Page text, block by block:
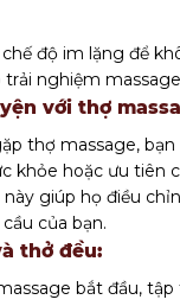
độ im lặng để
nghiệm
với thợ
thợ massage,
khỏe hoặc ưu tiên
này giúp họ điều
của bạn.
thở đều:
bắt đầu,